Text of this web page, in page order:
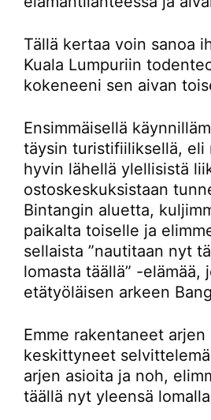
Tällä kertaa voin sanoa
Kuala Lumpuriin
kokeneeni sen aivan
Ensimmäisellä
täysin turistifiiliksellä, eli
hyvin lähellä ylellisistä
ostoskeskuksistaan
Bintangin aluetta,
paikalta toiselle ja
sellaista ”nautitaan nyt
lomasta täällä” -elämää,
etätyöläisen arkeen
Emme rakentaneet arjen
keskittyneet
arjen asioita ja noh,
täällä nyt yleensä